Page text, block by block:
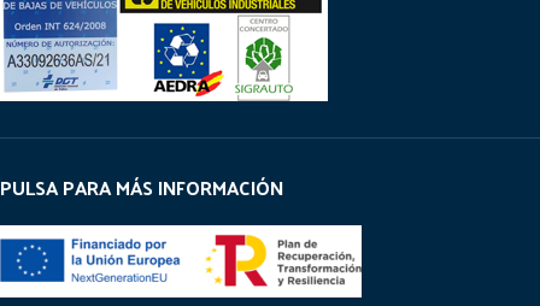
PULSA PARA MÁS INFORMACIÓN